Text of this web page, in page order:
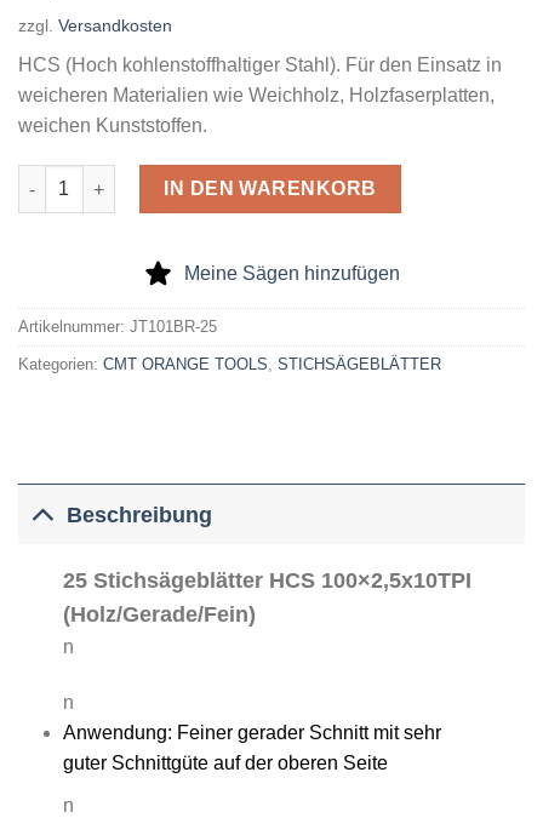
zzgl. Versandkosten
HCS (Hoch kohlenstoffhaltiger Stahl). Für den Einsatz in
weicheren Materialien wie Weichholz, Holzfaserplatten,
weichen Kunststoffen.
25 Stichsägeblätter HCS 100x2,5x10TPI (Holz/Gerade/Fein)
IN DEN WARENKORB
Meine Sägen hinzufügen
Artikelnummer: JT101BR-25
Kategorien: CMT ORANGE TOOLS, STICHSÄGEBLÄTTER
Beschreibung
25 Stichsägeblätter HCS 100×2,5x10TPI
(Holz/Gerade/Fein)
n
n
Anwendung: Feiner gerader Schnitt mit sehr
guter Schnittgüte auf der oberen Seite
n